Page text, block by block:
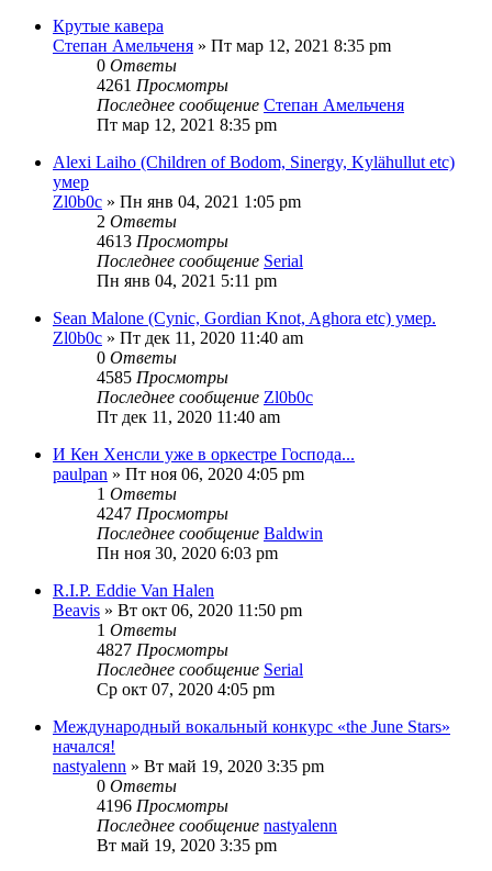
Крутые кавера
Степан Амельченя » Пт мар 12, 2021 8:35 pm
0 Ответы
4261 Просмотры
Последнее сообщение Степан Амельченя
Пт мар 12, 2021 8:35 pm
Alexi Laiho (Children of Bodom, Sinergy, Kylähullut etc)
умер
Zl0b0c » Пн янв 04, 2021 1:05 pm
2 Ответы
4613 Просмотры
Последнее сообщение Serial
Пн янв 04, 2021 5:11 pm
Sean Malone (Cynic, Gordian Knot, Aghora etc) умер.
Zl0b0c » Пт дек 11, 2020 11:40 am
0 Ответы
4585 Просмотры
Последнее сообщение Zl0b0c
Пт дек 11, 2020 11:40 am
И Кен Хенсли уже в оркестре Господа...
paulpan » Пт ноя 06, 2020 4:05 pm
1 Ответы
4247 Просмотры
Последнее сообщение Baldwin
Пн ноя 30, 2020 6:03 pm
R.I.P. Eddie Van Halen
Beavis » Вт окт 06, 2020 11:50 pm
1 Ответы
4827 Просмотры
Последнее сообщение Serial
Ср окт 07, 2020 4:05 pm
Международный вокальный конкурс «the June Stars»
начался!
nastyalenn » Вт май 19, 2020 3:35 pm
0 Ответы
4196 Просмотры
Последнее сообщение nastyalenn
Вт май 19, 2020 3:35 pm